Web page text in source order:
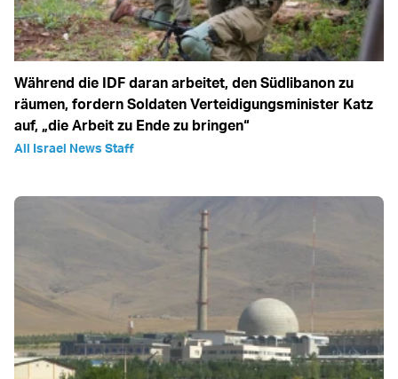
Während die IDF daran arbeitet, den Südlibanon zu
räumen, fordern Soldaten Verteidigungsminister Katz
auf, „die Arbeit zu Ende zu bringen“
All Israel News Staff